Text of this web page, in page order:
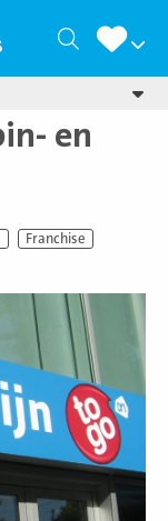
Zoeken
en
Franchise